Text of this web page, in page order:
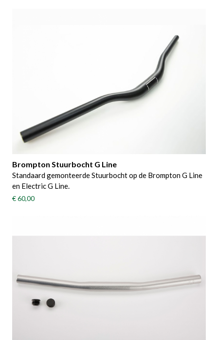
Brompton Stuurbocht G Line
Standaard gemonteerde Stuurbocht op de Brompton G Line
en Electric G Line.
€ 60,00